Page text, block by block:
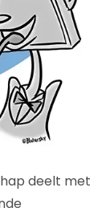
deelt met